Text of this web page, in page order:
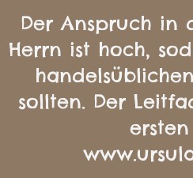
Der Anspruch in
Herrn ist hoch,
sollten. Der